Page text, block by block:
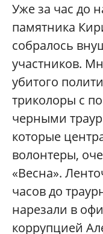
Уже за час до
памятника
собралось
участников.
убитого
триколоры с
черными
которые
волонтеры,
«Весна».
часов до
нарезали в
коррупцией